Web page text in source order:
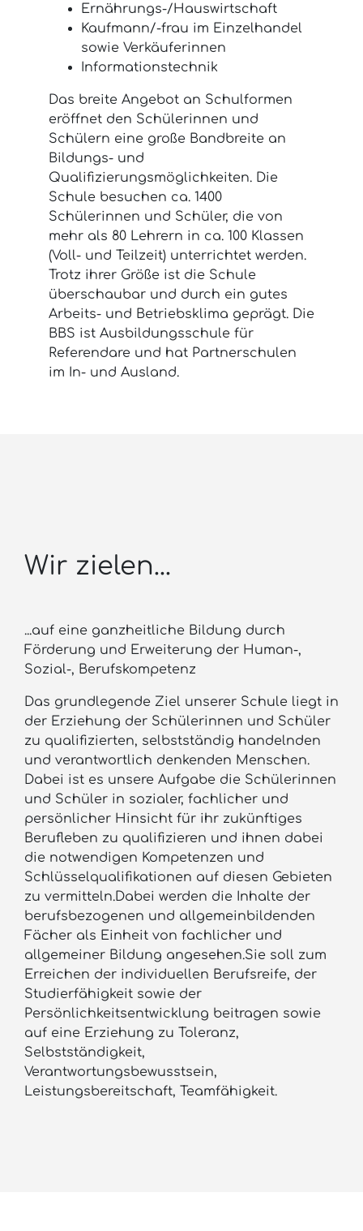
Ernährungs-/Hauswirtschaft
Kaufmann/-frau im Einzelhandel
sowie Verkäuferinnen
Informationstechnik
Das breite Angebot an Schulformen
eröffnet den Schülerinnen und
Schülern eine große Bandbreite an
Bildungs- und
Qualifizierungsmöglichkeiten. Die
Schule besuchen ca. 1400
Schülerinnen und Schüler, die von
mehr als 80 Lehrern in ca. 100 Klassen
(Voll- und Teilzeit) unterrichtet werden.
Trotz ihrer Größe ist die Schule
überschaubar und durch ein gutes
Arbeits- und Betriebsklima geprägt. Die
BBS ist Ausbildungsschule für
Referendare und hat Partnerschulen
im In- und Ausland.
Wir zielen...
...auf eine ganzheitliche Bildung durch
Förderung und Erweiterung der Human-,
Sozial-, Berufskompetenz
Das grundlegende Ziel unserer Schule liegt in
der Erziehung der Schülerinnen und Schüler
zu qualifizierten, selbstständig handelnden
und verantwortlich denkenden Menschen.
Dabei ist es unsere Aufgabe die Schülerinnen
und Schüler in sozialer, fachlicher und
persönlicher Hinsicht für ihr zukünftiges
Berufleben zu qualifizieren und ihnen dabei
die notwendigen Kompetenzen und
Schlüsselqualifikationen auf diesen Gebieten
zu vermitteln.Dabei werden die Inhalte der
berufsbezogenen und allgemeinbildenden
Fächer als Einheit von fachlicher und
allgemeiner Bildung angesehen.Sie soll zum
Erreichen der individuellen Berufsreife, der
Studierfähigkeit sowie der
Persönlichkeitsentwicklung beitragen sowie
auf eine Erziehung zu Toleranz,
Selbstständigkeit,
Verantwortungsbewusstsein,
Leistungsbereitschaft, Teamfähigkeit.